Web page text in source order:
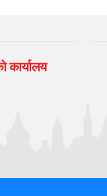
कार्यालय